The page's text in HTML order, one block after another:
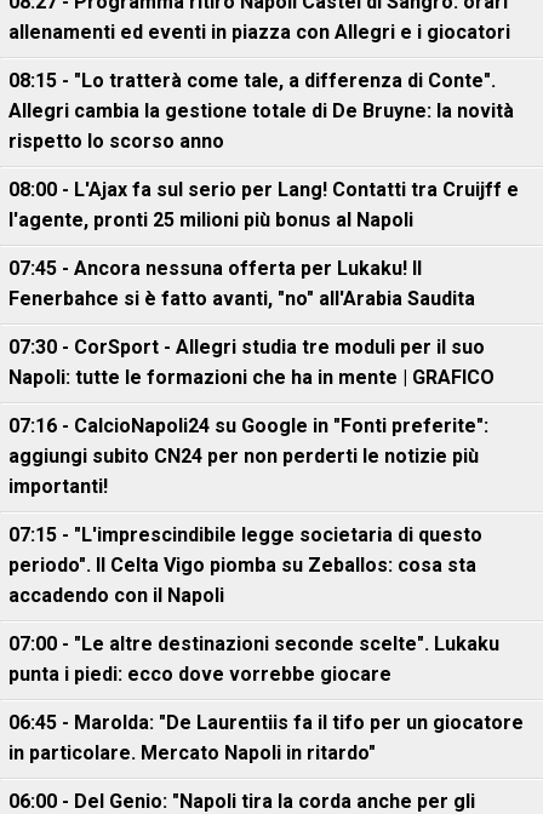
allenamenti ed eventi in piazza con Allegri e i giocatori
08:15 - "Lo tratterà come tale, a differenza di Conte".
Allegri cambia la gestione totale di De Bruyne: la novità
rispetto lo scorso anno
08:00 - L'Ajax fa sul serio per Lang! Contatti tra Cruijff e
l'agente, pronti 25 milioni più bonus al Napoli
07:45 - Ancora nessuna offerta per Lukaku! Il
Fenerbahce si è fatto avanti, "no" all'Arabia Saudita
07:30 - CorSport - Allegri studia tre moduli per il suo
Napoli: tutte le formazioni che ha in mente | GRAFICO
07:16 - CalcioNapoli24 su Google in "Fonti preferite":
aggiungi subito CN24 per non perderti le notizie più
importanti!
07:15 - "L'imprescindibile legge societaria di questo
periodo". Il Celta Vigo piomba su Zeballos: cosa sta
accadendo con il Napoli
07:00 - "Le altre destinazioni seconde scelte". Lukaku
punta i piedi: ecco dove vorrebbe giocare
06:45 - Marolda: "De Laurentiis fa il tifo per un giocatore
in particolare. Mercato Napoli in ritardo"
06:00 - Del Genio: "Napoli tira la corda anche per gli